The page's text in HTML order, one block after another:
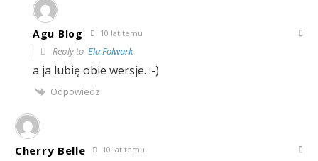
Agu Blog 10 lat temu
Reply to Ela Folwark
a ja lubię obie wersje. :-)
Odpowiedz
Cherry Belle 10 lat temu